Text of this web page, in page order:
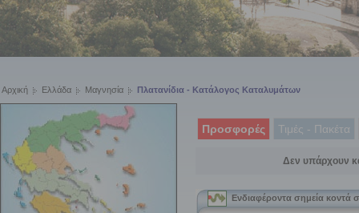
Αρχική Ελλάδα Μαγνησία Πλατανίδια - Κατάλογος Καταλυμάτων
Προσφορές Τιμές - Πακέτα
Δεν υπάρχουν